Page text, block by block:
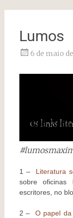
Lumos
6 de maio
1 – Literatura
sobre oficinas
escritores, no
2 –O papel